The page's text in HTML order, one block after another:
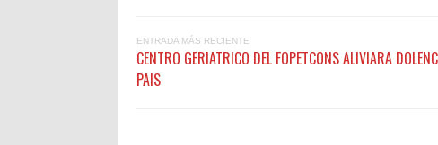
ENTRADA MÁS RECIENTE
CENTRO GERIATRICO DEL FOPETCONS ALIVIARA
PAIS